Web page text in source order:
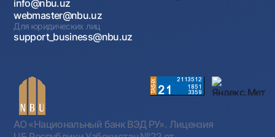
info@nbu.uz
webmaster@nbu.uz
Для юридических лиц
support_business@nbu.uz
АО «Национальный банк ВЭД РУ». Лицензия